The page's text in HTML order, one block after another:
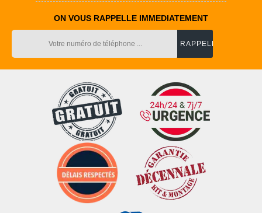
ON VOUS RAPPELLE IMMEDIATEMENT